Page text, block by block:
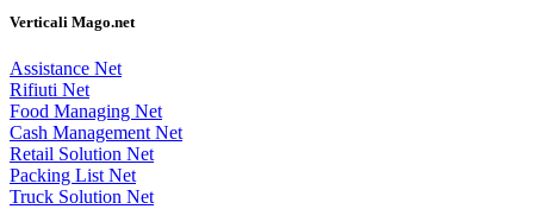
Verticali Mago.net
Assistance Net
Rifiuti Net
Food Managing Net
Cash Management Net
Retail Solution Net
Packing List Net
Truck Solution Net